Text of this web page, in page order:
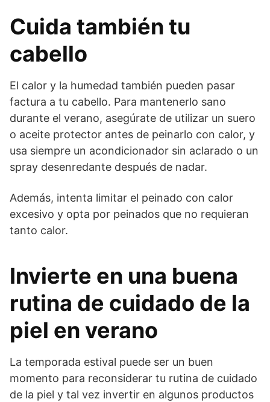
Cuida también tu
cabello
El calor y la humedad también pueden pasar
factura a tu cabello. Para mantenerlo sano
durante el verano, asegúrate de utilizar un suero
o aceite protector antes de peinarlo con calor, y
usa siempre un acondicionador sin aclarado o un
spray desenredante después de nadar.
Además, intenta limitar el peinado con calor
excesivo y opta por peinados que no requieran
tanto calor.
Invierte en una buena
rutina de cuidado de la
piel en verano
La temporada estival puede ser un buen
momento para reconsiderar tu rutina de cuidado
de la piel y tal vez invertir en algunos productos